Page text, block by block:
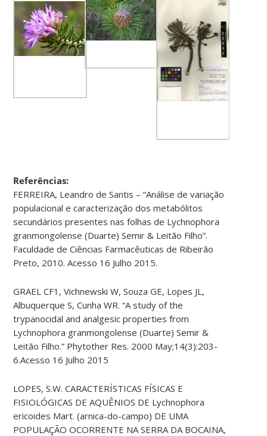
Referências:
FERREIRA, Leandro de Santis – “Análise de variação
populacional e caracterização dos metabólitos
secundários presentes nas folhas de Lychnophora
granmongolense (Duarte) Semir & Leitão Filho”.
Faculdade de Ciências Farmacêuticas de Ribeirão
Preto, 2010. Acesso 16 Julho 2015.
GRAEL CF1, Vichnewski W, Souza GE, Lopes JL,
Albuquerque S, Cunha WR. “A study of the
trypanocidal and analgesic properties from
Lychnophora granmongolense (Duarte) Semir &
Leitão Filho.” Phytother Res. 2000 May;14(3):203-
6.Acesso 16 Julho 2015
LOPES, S.W. CARACTERÍSTICAS FÍSICAS E
FISIOLÓGICAS DE AQUÊNIOS DE Lychnophora
ericoides Mart. (arnica-do-campo) DE UMA
POPULAÇÃO OCORRENTE NA SERRA DA BOCAINA,